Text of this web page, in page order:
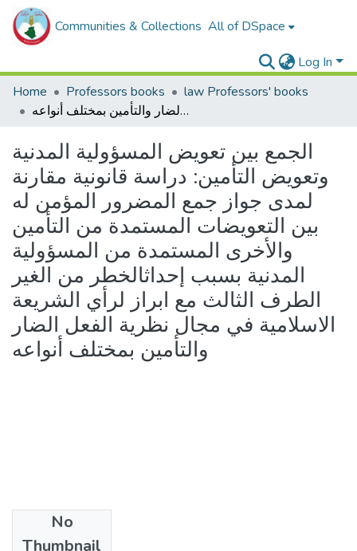
Communities & Collections All of DSpace
Log In
Home
Professors books
law Professors' books
الجمع بين تعويض المسؤولية المدنية وتعويض التأمين: دراسة قانونية مقارنة لمدى جواز جمع المضرور المؤمن له بين التعويضات المستمدة من التأمين والأخرى المستمدة من المسؤولية المدنية بسبب إحداثالخطر من الغير الطرف الثالث مع ابراز لرأي الشريعة الاسلامية في مجال نظرية الفعل الضار والتأمين بمختلف أنواعه
الجمع بين تعويض المسؤولية المدنية
وتعويض التأمين: دراسة قانونية مقارنة
لمدى جواز جمع المضرور المؤمن له
بين التعويضات المستمدة من التأمين
والأخرى المستمدة من المسؤولية
المدنية بسبب إحداثالخطر من الغير
الطرف الثالث مع ابراز لرأي الشريعة
الاسلامية في مجال نظرية الفعل الضار
والتأمين بمختلف أنواعه
No
Thumbnail